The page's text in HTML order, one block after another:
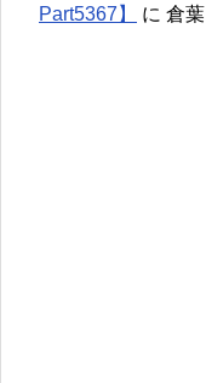
Part5367】
に 倉葉